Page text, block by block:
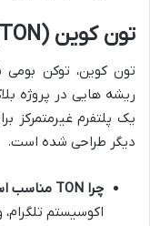
تون کوین (TON): توکنی با پشتوانه تلگرام
ریشه هایی در پروژه
یک پلتفرم غیرمتمرکز
دیگر طراحی شده است.
چرا TON مناسب است؟